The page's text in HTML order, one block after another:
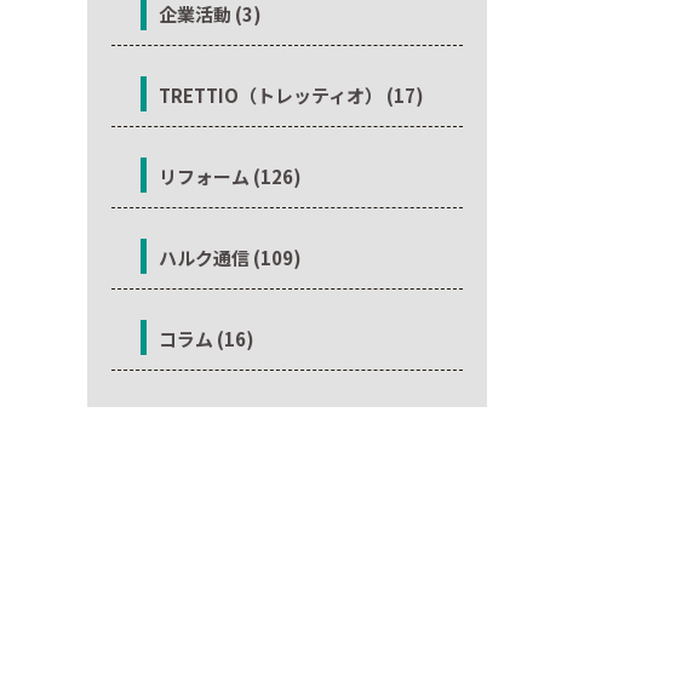
企業活動 (3)
TRETTIO（トレッティオ） (17)
リフォーム (126)
ハルク通信 (109)
コラム (16)